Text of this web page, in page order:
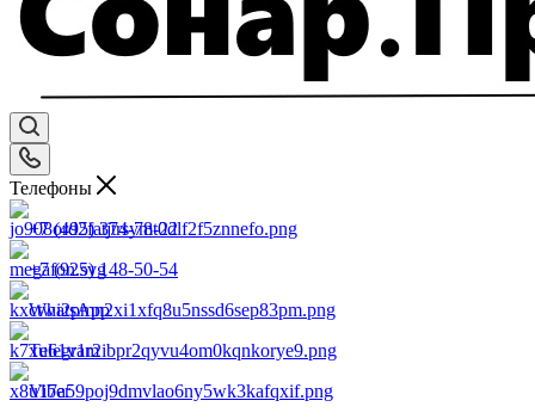
Телефоны
+7 (495) 374-78-22
+7 (925) 148-50-54
WhatsApp
Telegram
Viber